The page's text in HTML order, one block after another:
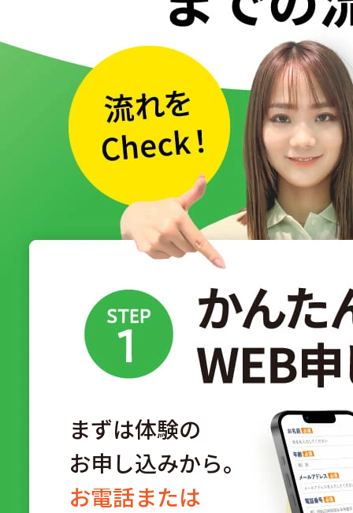
まずは体験の
お申し込みから。
お電話または